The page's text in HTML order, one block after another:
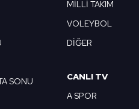
SONU
MİLLİ TAKIM
VOLEYBOL
DİĞER
CANLI TV
A SPOR